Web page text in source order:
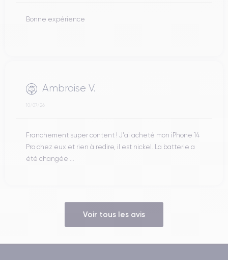
Bonne expérience
Ambroise V.
10/07/26
Franchement super content ! J'ai acheté mon iPhone 14
Pro chez eux et rien à redire, il est nickel. La batterie a
été changée ...
Voir tous les avis